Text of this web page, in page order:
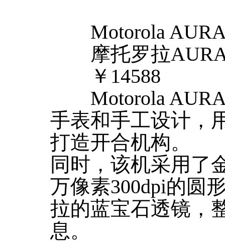
Motorola
摩托罗拉
￥14588
Motorola AURA
手表和手工设计，
打造开合机构。
同时，该机采用了
万像素300dpi的圆
拉的蓝宝石透镜，
息。